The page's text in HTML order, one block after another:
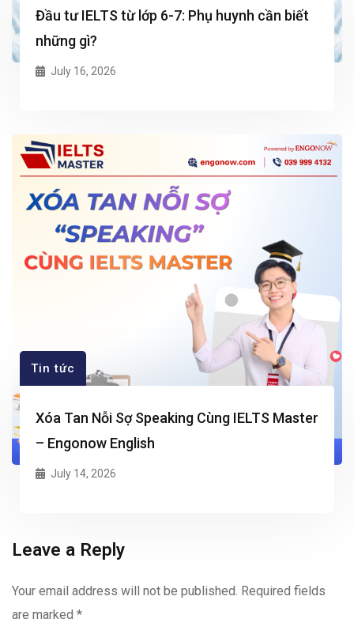
Đầu tư IELTS từ lớp 6-7: Phụ huynh cần biết
những gì?
July 16, 2026
Tin tức
Xóa Tan Nỗi Sợ Speaking Cùng IELTS Master
– Engonow English
July 14, 2026
Leave a Reply
Your email address will not be published. Required fields
are marked *